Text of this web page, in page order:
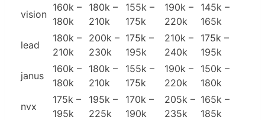
vision
160k –
180k
180k –
210k
155k –
175k
190k –
220k
145k –
165k
lead
180k –
210k
200k –
230k
175k –
195k
210k –
240k
175k –
195k
janus
160k –
180k
180k –
210k
155k –
175k
190k –
220k
150k –
180k
nvx
175k –
195k
195k –
225k
170k –
190k
205k –
235k
165k –
185k